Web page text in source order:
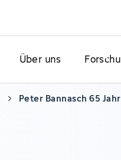
Über uns
Peter Bannasch 65